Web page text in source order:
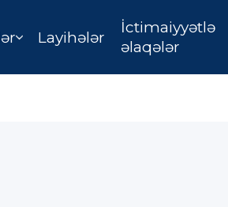
Layihələr
İctimaiyyətlə
əlaqələr